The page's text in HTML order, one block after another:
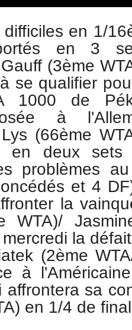
en 1/
en 3
(3ème
se qualifier
1000 de
à
(66ème
en deux sets
problèmes
et 4
la
WTA)/
la
(2ème
à
affrontera sa
en 1/4 de